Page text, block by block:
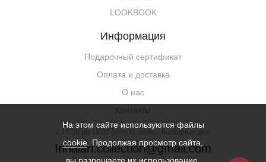
LOOKBOOK
Информация
Подарочный сертификат
Оплата и доставка
О нас
c 10:00 до 18:00 (пн-пт), сб-вс - выходные дни
Irinalari.collection@gmail.com
На этом сайте используются файлы
cookie . Продолжая просмотр сайта,